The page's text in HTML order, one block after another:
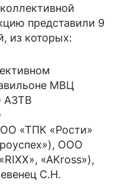
представили 9
из которых:
МВЦ
АЗТВ
«ТПК «Рости»
ООО
«AKross»),
С.Н.